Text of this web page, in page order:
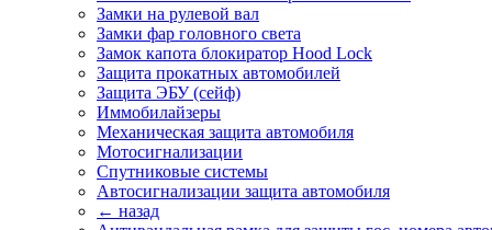
Замки на рулевой вал
Замки фар головного света
Замок капота блокиратор Hood Lock
Защита прокатных автомобилей
Защита ЭБУ (сейф)
Иммобилайзеры
Механическая защита автомобиля
Мотосигнализации
Спутниковые системы
Автосигнализации защита автомобиля
← назад